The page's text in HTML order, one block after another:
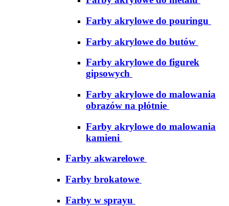
Farby akrylowe do pouringu
Farby akrylowe do butów
Farby akrylowe do figurek
gipsowych
Farby akrylowe do malowania
obrazów na płótnie
Farby akrylowe do malowania
kamieni
Farby akwarelowe
Farby brokatowe
Farby w sprayu